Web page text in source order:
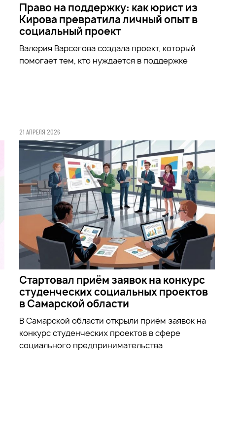
Право на поддержку: как юрист из
Кирова превратила личный опыт в
социальный проект
Валерия Варсегова создала проект, который
помогает тем, кто нуждается в поддержке
21 АПРЕЛЯ 2026
Стартовал приём заявок на конкурс
студенческих социальных проектов
в Самарской области
В Самарской области открыли приём заявок на
конкурс студенческих проектов в сфере
социального предпринимательства